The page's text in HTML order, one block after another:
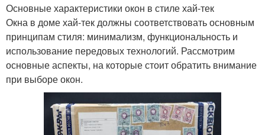
Основные характеристики окон в стиле хай-тек
Окна в доме хай-тек должны соответствовать основным
принципам стиля: минимализм, функциональность и
использование передовых технологий. Рассмотрим
основные аспекты, на которые стоит обратить внимание
при выборе окон.